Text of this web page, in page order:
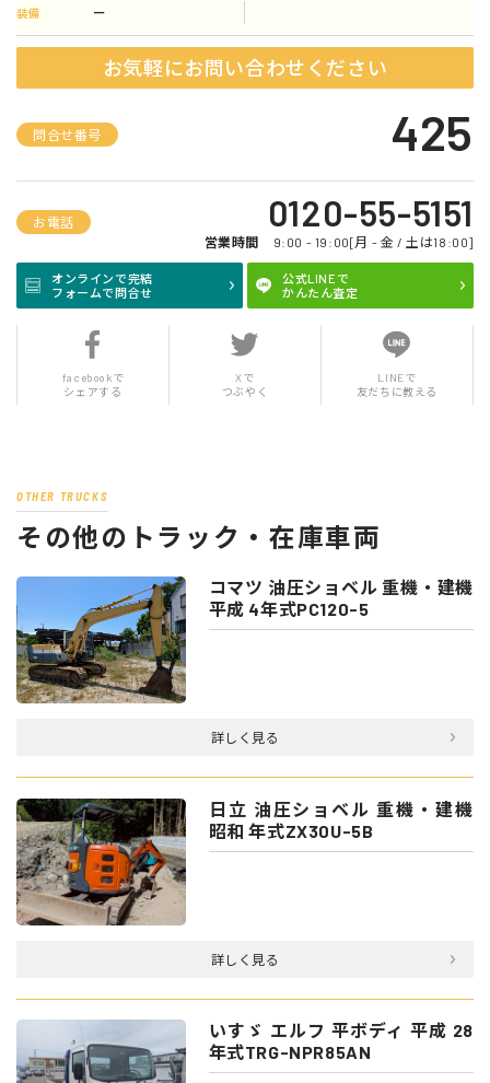
装備 ー
お気軽にお問い合わせください
問合せ番号 425
お電話 0120-55-5151
営業時間 9:00 - 19:00[月 - 金 / 土は18:00]
オンラインで完結
フォームで問合せ
公式LINEで
かんたん査定
facebookで
シェアする
Xで
つぶやく
LINEで
友だちに教える
OTHER TRUCKS
その他のトラック・在庫車両
コマツ 油圧ショベル 重機・建機
平成 4年式PC120-5
詳しく見る
日立 油圧ショベル 重機・建機
昭和 年式ZX30U-5B
詳しく見る
いすゞ エルフ 平ボディ 平成 28
年式TRG-NPR85AN